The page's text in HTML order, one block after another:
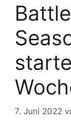
7. Juni 2022